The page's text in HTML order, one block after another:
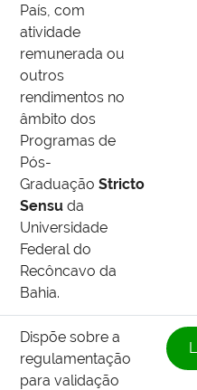
País, com
atividade
remunerada ou
outros
rendimentos no
âmbito dos
Programas de
Pós-
Graduação Stricto
Sensu da
Universidade
Federal do
Recôncavo da
Bahia.
Dispõe sobre a
regulamentação
para validação